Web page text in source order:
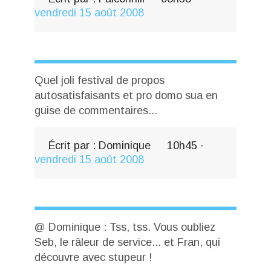
vendredi 15 août 2008
Quel joli festival de propos
autosatisfaisants et pro domo sua en
guise de commentaires...
Écrit par : Dominique 10h45 -
vendredi 15 août 2008
@ Dominique : Tss, tss. Vous oubliez
Seb, le râleur de service... et Fran, qui
découvre avec stupeur !